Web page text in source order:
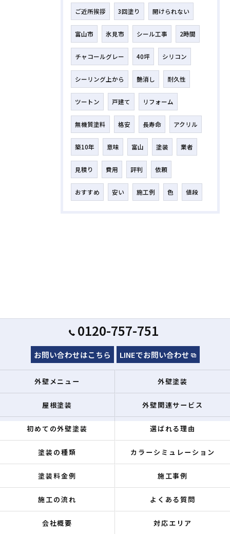
ご近所挨拶 3回塗り 開けられない
富山市 氷見市 シール工事 2時間
チャコールグレー 40坪 シリコン
シーリング上から 艶消し 耐久性
ツートン 戸建て リフォーム
無機質塗料 格安 長寿命 アクリル
築10年 意味 富山 塗装 業者
見積り 費用 評判 依頼
おすすめ 安い 施工例 色 値段
0120-757-751
お問い合わせはこちら LINEでお問い合わせ
外壁メニュー 外壁塗装
屋根塗装 外壁関連サービス
初めての外壁塗装 選ばれる理由
塗装の種類 カラーシミュレーション
塗装料金例 施工事例
施工の流れ よくある質問
会社概要 対応エリア